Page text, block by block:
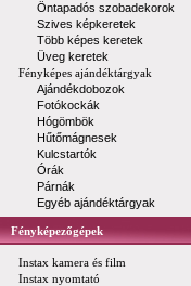
Öntapadós szobadekorok
Szives képkeretek
Több képes keretek
Üveg keretek
Fényképes ajándéktárgyak
Ajándékdobozok
Fotókockák
Hógömbök
Hűtőmágnesek
Kulcstartók
Órák
Párnák
Egyéb ajándéktárgyak
Fényképezőgépek
Instax kamera és film
Instax nyomtató